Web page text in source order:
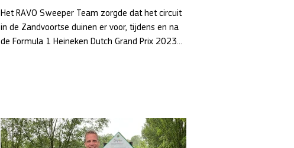
Het RAVO Sweeper Team zorgde dat het circuit
in de Zandvoortse duinen er voor, tijdens en na
de Formula 1 Heineken Dutch Grand Prix 2023...